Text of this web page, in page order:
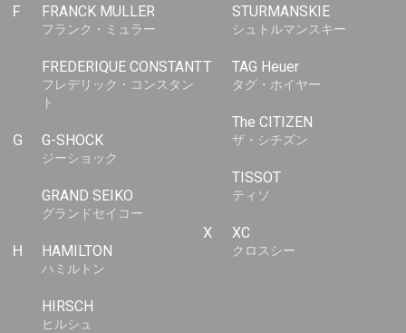
F FRANCK MULLER
フランク・ミュラー
FREDERIQUE CONSTANT
フレデリック・コンスタン
ト
G G-SHOCK
ジーショック
GRAND SEIKO
グランドセイコー
H HAMILTON
ハミルトン
HIRSCH
ヒルシュ
STURMANSKIE
シュトルマンスキー
T TAG Heuer
タグ・ホイヤー
The CITIZEN
ザ・シチズン
TISSOT
ティソ
X XC
クロスシー